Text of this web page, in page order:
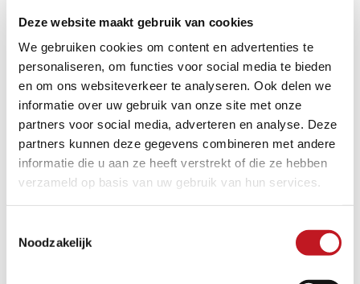
Deze website maakt gebruik van cookies
We gebruiken cookies om content en advertenties te
personaliseren, om functies voor social media te bieden
en om ons websiteverkeer te analyseren. Ook delen we
informatie over uw gebruik van onze site met onze
partners voor social media, adverteren en analyse. Deze
partners kunnen deze gegevens combineren met andere
informatie die u aan ze heeft verstrekt of die ze hebben
verzameld op basis van uw gebruik van hun services.
Noodzakelijk